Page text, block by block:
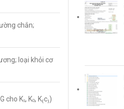
chắn;
loại khỏi cơ
Kₛ, Kₒ, K₍c₎)